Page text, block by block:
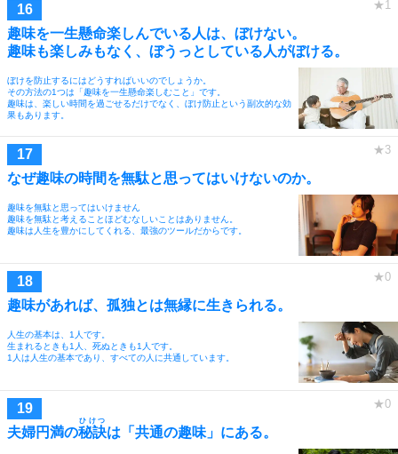
趣味を一生懸命楽しんでいる人は、ぼけない。
趣味も楽しみもなく、ぼうっとしている人がぼける。
ぼけを防止するにはどうすればいいのでしょうか。
その方法の1つは「趣味を一生懸命楽しむこと」です。
趣味は、楽しい時間を過ごせるだけでなく、ぼけ防止という副次的な効
果もあります。
なぜ趣味の時間を無駄と思ってはいけないのか。
趣味を無駄と思ってはいけません
趣味を無駄と考えることほどむなしいことはありません。
趣味は人生を豊かにしてくれる、最強のツールだからです。
趣味があれば、孤独とは無縁に生きられる。
人生の基本は、1人です。
生まれるときも1人、死ぬときも1人です。
1人は人生の基本であり、すべての人に共通しています。
夫婦円満の秘訣
ひけつ
は「共通の趣味」にある。